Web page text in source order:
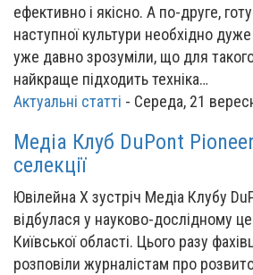
ефективно і якісно. А по-друге,
наступної культури необхідно
уже давно зрозуміли, що для
найкраще підходить техніка…
Актуальні статті - Середа, 21
Медіа Клуб DuPont
селекції
Ювілейна Х зустріч Медіа Клубу
відбулася у науково-дослідному
Київської області. Цього разу
розповіли журналістам про